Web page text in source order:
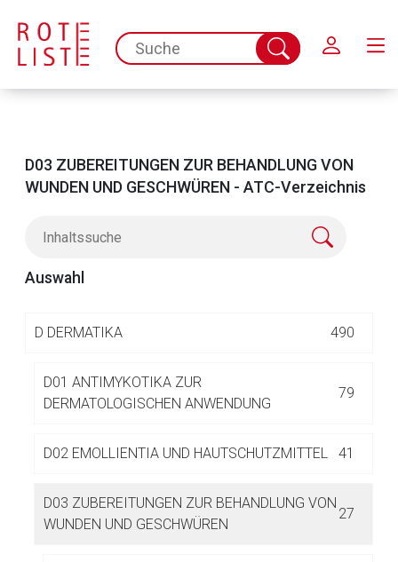
spc.search.input.placeholder
Suche
abschicken
D03 ZUBEREITUNGEN ZUR BEHANDLUNG VON
WUNDEN UND GESCHWÜREN - ATC-Verzeichnis
Auswahl
A ALIMENTÄRES SYSTEM UND STOFFWECHSE
L
583
BLUT UND BLUTBILDENDE ORGANE
C KARDIOVASKULÄRES SYSTEM
D DERMATIKA 490
D01 ANTIMYKOTIKA ZUR
DERMATOLOGISCHEN ANWENDUNG
79
D02 EMOLLIENTIA UND HAUTSCHUTZMITTEL 41
D03 ZUBEREITUNGEN ZUR BEHANDLUNG VON
WUNDEN UND GESCHWÜREN
27